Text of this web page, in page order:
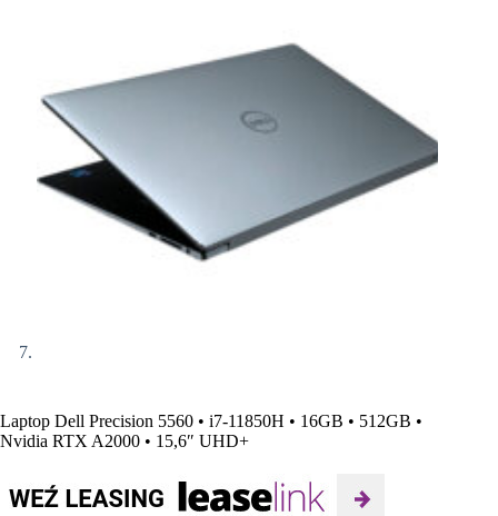
Laptop Dell Precision 5560 • i7-11850H • 16GB • 512GB •
Nvidia RTX A2000 • 15,6″ UHD+